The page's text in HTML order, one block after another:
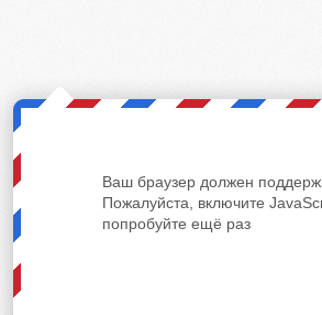
Ваш браузер должен
Пожалуйста, включите
попробуйте ещё раз